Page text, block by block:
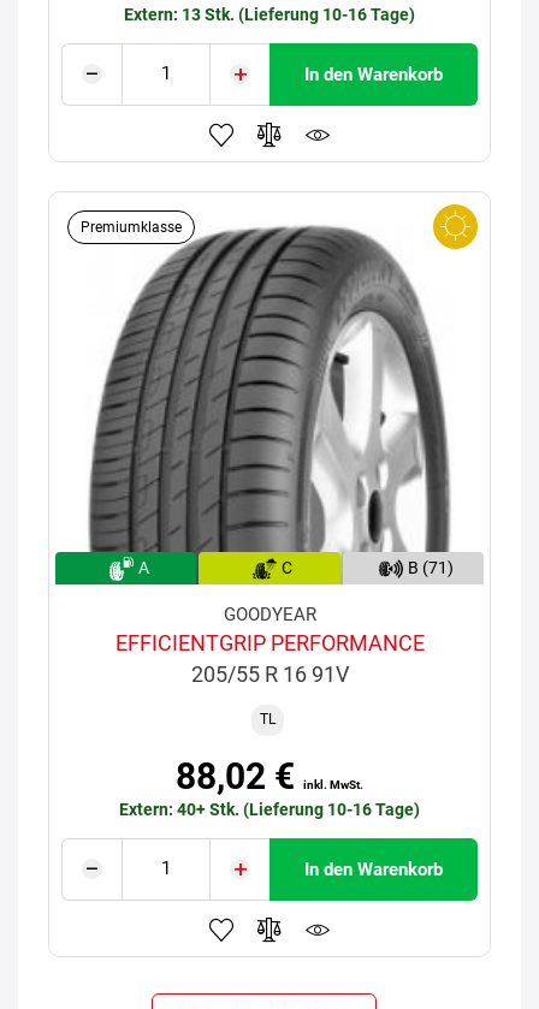
Extern: 13 Stk. (Lieferung 10-16 Tage)
In den Warenkorb
Premiumklasse
A C B (71)
GOODYEAR
EFFICIENTGRIP PERFORMANCE
205/55 R 16 91V
TL
88,02 € inkl. MwSt.
Extern: 40+ Stk. (Lieferung 10-16 Tage)
In den Warenkorb